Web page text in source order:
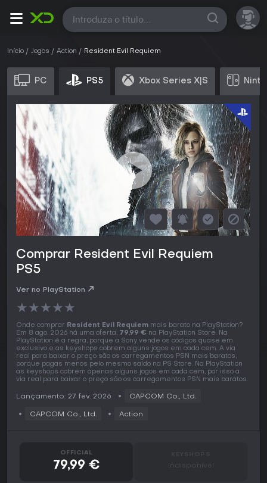
Todas
Início Jogos Action Resident Evil Requiem
PC PS5 Xbox Series X|S
Comprar Resident Evil Requiem
PS5
Ver no PlayStation
★★★★★
Onde comprar Resident Evil Requiem mais barato na PlayStation?
Em 8 ago. 2026 há uma oferta, 79,99 € na PlayStation Store. Na
PlayStation é a regra, porque a Sony vende os códigos quase em
exclusivo e as keyshops cobrem alguns jogos em cada cem. A via
real para baixar o preço são os carregamentos PSN mais baratos,
porque pagas menos pelo mesmo saldo na PS Store. Na PlayStation
as keyshops cobrem apenas alguns jogos em cada cem, por isso a
via real para baixar o preço são os carregamentos PSN mais baratos.
Lançamento: 27 fev. 2026 CAPCOM Co., Ltd.
CAPCOM Co., Ltd. Action
OFFICIAL
79,99 € Indisponível